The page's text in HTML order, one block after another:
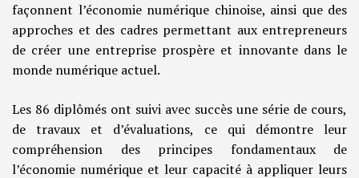
façonnent l’économie numérique chinoise, ainsi que des
approches et des cadres permettant aux entrepreneurs
de créer une entreprise prospère et innovante dans le
monde numérique actuel.
Les 86 diplômés ont suivi avec succès une série de cours,
de travaux et d’évaluations, ce qui démontre leur
compréhension des principes fondamentaux de
l’économie numérique et leur capacité à appliquer leurs